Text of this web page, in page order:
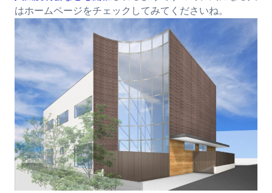
はホームページをチェックしてみてくださいね。